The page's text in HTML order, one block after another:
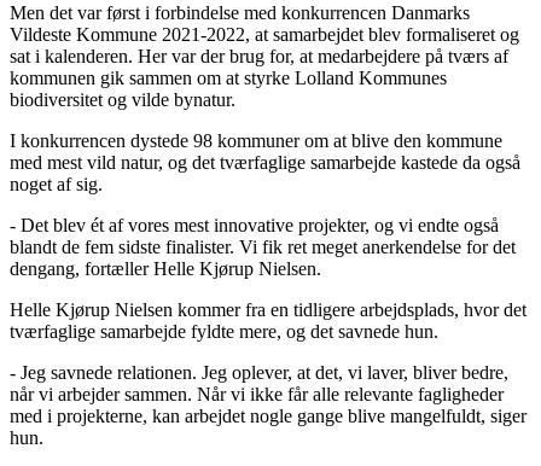
Men det var først i forbindelse med konkurrencen Danmarks
Vildeste Kommune 2021-2022, at samarbejdet blev formaliseret og
sat i kalenderen. Her var der brug for, at medarbejdere på tværs af
kommunen gik sammen om at styrke Lolland Kommunes
biodiversitet og vilde bynatur.
I konkurrencen dystede 98 kommuner om at blive den kommune
med mest vild natur, og det tværfaglige samarbejde kastede da også
noget af sig.
- Det blev ét af vores mest innovative projekter, og vi endte også
blandt de fem sidste finalister. Vi fik ret meget anerkendelse for det
dengang, fortæller Helle Kjørup Nielsen.
Helle Kjørup Nielsen kommer fra en tidligere arbejdsplads, hvor det
tværfaglige samarbejde fyldte mere, og det savnede hun.
- Jeg savnede relationen. Jeg oplever, at det, vi laver, bliver bedre,
når vi arbejder sammen. Når vi ikke får alle relevante fagligheder
med i projekterne, kan arbejdet nogle gange blive mangelfuldt, siger
hun.